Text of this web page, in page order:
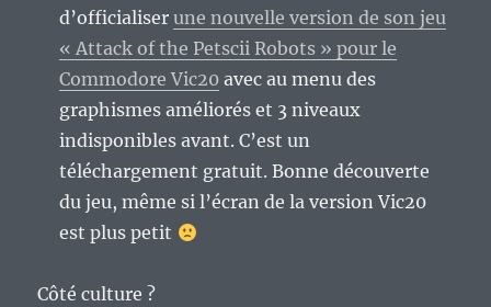
d’officialiserune nouvelle version de son jeu
« Attack of the Petscii Robots » pour le
Commodore Vic20 avec au menu des
graphismes améliorés et 3 niveaux
indisponibles avant. C’est un
téléchargement gratuit. Bonne découverte
du jeu, même si l’écran de la version Vic20
est plus petit
Côté culture ?